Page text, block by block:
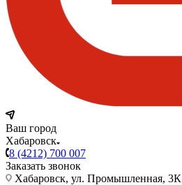
Ваш город
Хабаровск
8 (4212) 700 007
Заказать звонок
Хабаровск, ул. Промышленная, 3К